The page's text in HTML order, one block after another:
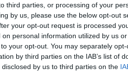
third parties, or processing of your
by us, please use the below opt-out
your opt-out request is processed
personal information utilized by us
your opt-out. You may separately
by third parties on the IAB’s list of
by us to third parties on the
komendanta
w trybie ciągłym do 10 godzin.
szyfrowanym. Również moment
funkcjonariusza, który ją
– dodała.